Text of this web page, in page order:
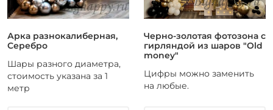
Арка разнокалиберная,
Серебро
Шары разного диаметра,
стоимость указана за 1
метр
Черно-золотая фотозона с
гирляндой из шаров "Old
money"
Цифры можно заменить
на любые.